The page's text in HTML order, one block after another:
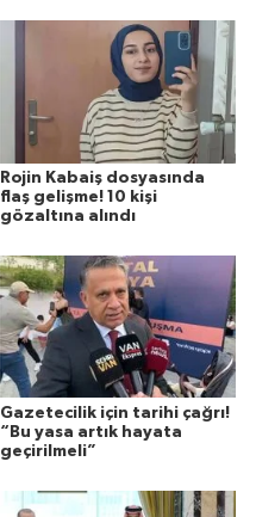
Rojin Kabaiş dosyasında
flaş gelişme! 10 kişi
gözaltına alındı
Gazetecilik için tarihi çağrı!
“Bu yasa artık hayata
geçirilmeli”